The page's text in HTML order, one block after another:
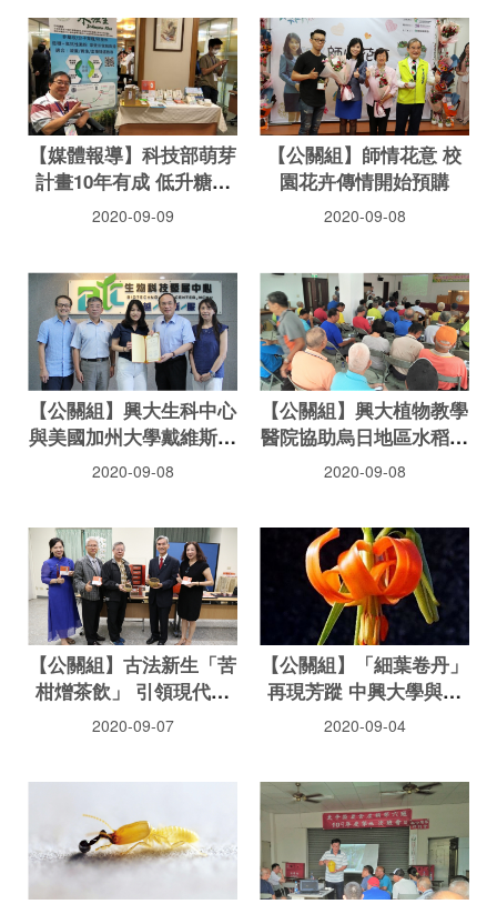
【媒體報導】科技部萌芽
計畫10年有成 低升糖水
稻吸睛
2020-09-09
【公關組】師情花意 校
園花卉傳情開始預購
2020-09-08
【公關組】興大生科中心
與美國加州大學戴維斯分
校簽訂3+X碩士學位學程
2020-09-08
【公關組】興大植物教學
醫院協助烏日地區水稻農
友 增進栽培管理技術
2020-09-08
【公關組】古法新生「苦
柑熷茶飲」 引領現代人
保健飲品新趨勢
2020-09-07
【公關組】「細葉卷丹」
再現芳蹤 中興大學與種
苗改良繁殖場團隊開啟保
2020-09-04